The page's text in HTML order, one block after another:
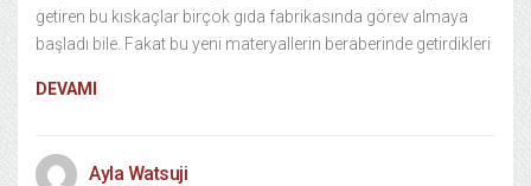
getiren bu kıskaçlar birçok gıda fabrikasında görev almaya
başladı bile. Fakat bu yeni materyallerin beraberinde getirdikleri
DEVAMI
Ayla Watsuji